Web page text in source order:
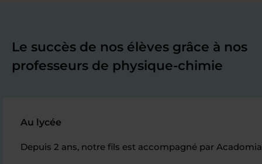
Le succès de nos élèves grâce à nos
professeurs de physique-chimie
Au lycée
Depuis 2 ans, notre fils est accompagné par